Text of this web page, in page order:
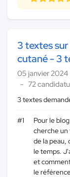
3 textes
cutané - 3
05 janvier 2024
72
3 textes
#1
Pour le
cherche un
de la peau,
le temps.
et
le